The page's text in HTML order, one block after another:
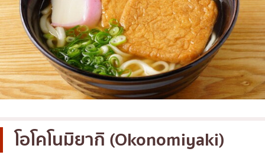
โอโคโนมิยากิ (Okonomiyaki)